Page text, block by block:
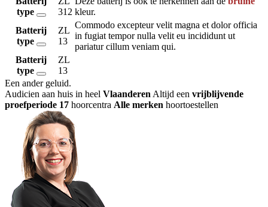
type
312 kleur.
Batterij
type
ZL
13
Commodo excepteur velit magna et dolor officia
in fugiat tempor nulla velit eu incididunt ut
pariatur cillum veniam qui.
Batterij
type
ZL
13
Een ander geluid.
Audicien aan huis in heel Vlaanderen Altijd een vrijblijvende
proefperiode 17 hoorcentra Alle merken hoortoestellen